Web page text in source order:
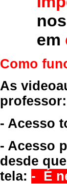
em
Como
As
professor:
- Acesso
- Acesso
desde
tela: - É